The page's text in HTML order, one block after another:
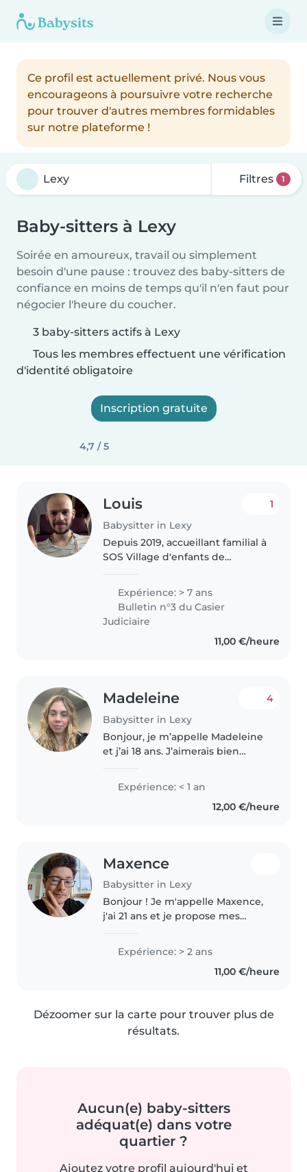
Ce profil est actuellement privé. Nous vous
encourageons à poursuivre votre recherche
pour trouver d'autres membres formidables
sur notre plateforme !
Filtres 1
Baby-sitters à Lexy
Soirée en amoureux, travail ou simplement
besoin d'une pause : trouvez des baby-sitters de
confiance en moins de temps qu'il n'en faut pour
négocier l'heure du coucher.
3 baby-sitters actifs à Lexy
Tous les membres effectuent une vérification
d'identité obligatoire
Inscription gratuite
4,7 / 5
Louis
Babysitter in Lexy
1
Depuis 2019, accueillant familial à
SOS Village d'enfants de
dans les enfants difficiles. Très
calme, apaisé et apaisant. J'ai 31
ans, je suis formé à..
Expérience: > 7 ans
Bulletin n°3 du Casier
Judiciaire
11,00 €/heure
Madeleine
Babysitter in Lexy
4
Bonjour, je m’appelle Madeleine
et j’ai 18 ans. J’aimerais bien
été, il m’est arrivé déjà plusieurs
fois de faire du baby-sitting..
Expérience: < 1 an
12,00 €/heure
Maxence
Babysitter in Lexy
Bonjour ! Je m'appelle Maxence,
j'ai 21 ans et je propose mes
Grâce à mon expérience en
centre aéré et en tant que
nounou, j'ai l'habitude de
Expérience: > 2 ans
11,00 €/heure
Dézoomer sur la carte pour trouver plus de
résultats.
Aucun(e) baby-sitters
adéquat(e) dans votre
quartier ?
Ajoutez votre profil aujourd'hui et